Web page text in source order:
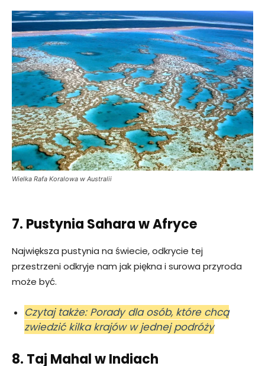
Wielka Rafa Koralowa w Australii
7. Pustynia Sahara w Afryce
Największa pustynia na świecie, odkrycie tej
przestrzeni odkryje nam jak piękna i surowa przyroda
może być.
Czytaj także: Porady dla osób, które chcą
zwiedzić kilka krajów w jednej podróży
8. Taj Mahal w Indiach